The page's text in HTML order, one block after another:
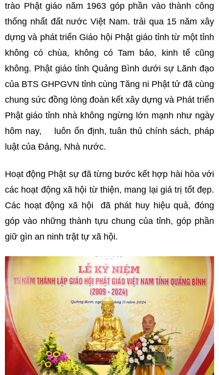
trào Phật giáo năm 1963 góp phần vào thành công
thống nhất đất nước Việt Nam. trải qua 15 năm xây
dựng và phát triển Giáo hội Phật giáo tỉnh từ một tỉnh
không có chùa, không có Tam bảo, kinh tế cũng
không. Phật giáo tỉnh Quảng Bình dưới sự Lãnh đạo
của BTS GHPGVN tỉnh cùng Tăng ni Phật tử đã cùng
chung sức đồng lòng đoàn kết xây dựng và Phát triển
Phật giáo tỉnh nhà không ngừng lớn mạnh như ngày
hôm nay, luôn ổn định, tuân thủ chính sách, pháp
luật của Đảng, Nhà nước.
Hoạt động Phật sự đã từng bước kết hợp hài hòa với
các hoạt động xã hội từ thiện, mang lại giá trị tốt đẹp.
Các hoạt động xã hội đã phát huy hiệu quả, đóng
góp vào những thành tựu chung của tỉnh, góp phần
giữ gìn an ninh trật tự xã hội.